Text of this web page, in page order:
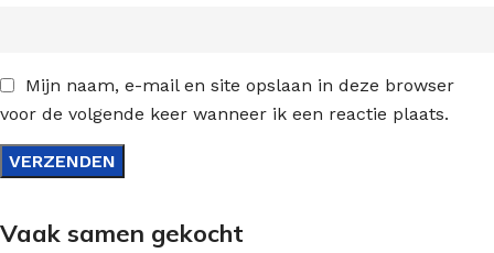
Mijn naam, e-mail en site opslaan in deze browser
voor de volgende keer wanneer ik een reactie plaats.
Vaak samen gekocht